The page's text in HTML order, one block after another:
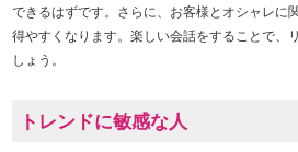
できるはずです。さらに、お客様とオシャレに
得やすくなります。楽しい会話をすることで、
しょう。
トレンドに敏感な人